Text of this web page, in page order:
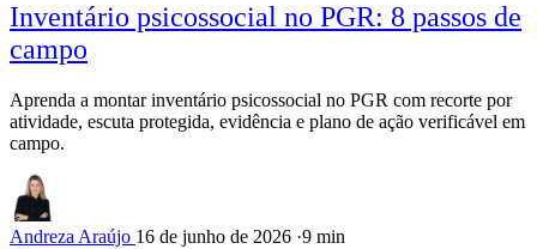
Inventário psicossocial no PGR: 8 passos de
campo
Aprenda a montar inventário psicossocial no PGR com recorte por
atividade, escuta protegida, evidência e plano de ação verificável em
campo.
Andreza Araújo 16 de junho de 2026 ·9 min